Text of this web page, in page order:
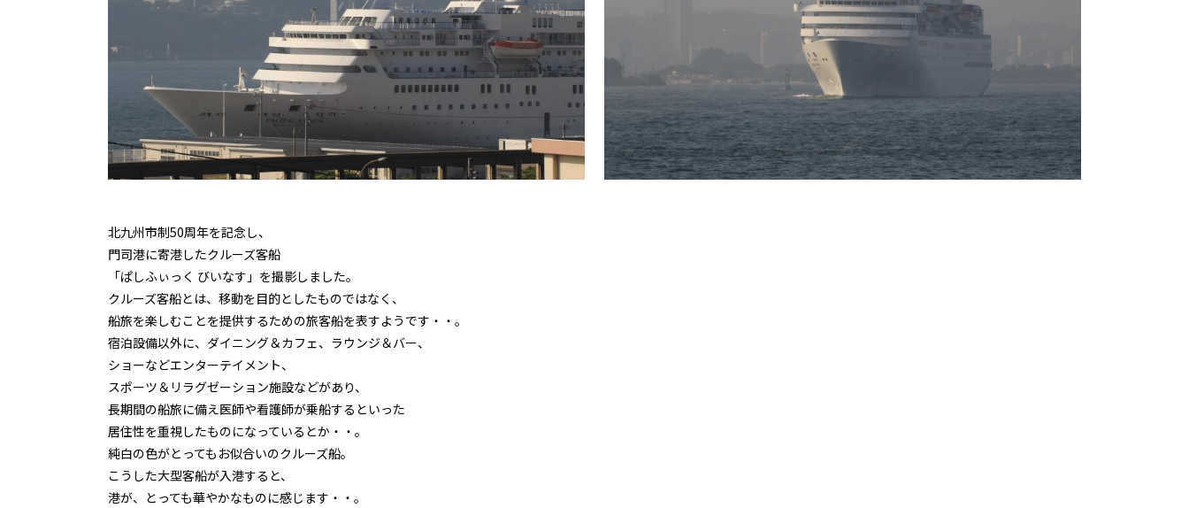
北九州市制50周年を記念し、
門司港に寄港したクルーズ客船
「ぱしふぃっく びいなす」を撮影しました。
クルーズ客船とは、移動を目的としたものではなく、
船旅を楽しむことを提供するための旅客船を表すようです・・。
宿泊設備以外に、ダイニング＆カフェ、ラウンジ＆バー、
ショーなどエンターテイメント、
スポーツ＆リラグゼーション施設などがあり、
長期間の船旅に備え医師や看護師が乗船するといった
居住性を重視したものになっているとか・・。
純白の色がとってもお似合いのクルーズ船。
こうした大型客船が入港すると、
港が、とっても華やかなものに感じます・・。